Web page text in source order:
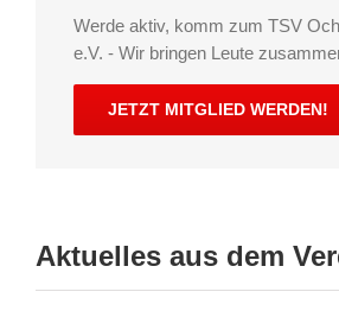
Werde aktiv, komm zum TSV
e.V. - Wir bringen Leute
JETZT MITGLIED WERDEN!
Aktuelles aus dem